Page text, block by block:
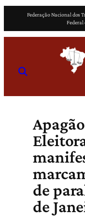
o
Federação Nacional dos
Federal
de
de